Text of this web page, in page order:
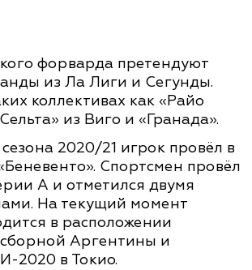
форварда претендуют
из Ла Лиги и Сегунды.
коллективах как «Райо
из Виго и «Гранада».
2020/21 игрок провёл в
Спортсмен провёл
А и отметился двумя
На текущий момент
в расположении
Аргентины и
2020 в Токио.